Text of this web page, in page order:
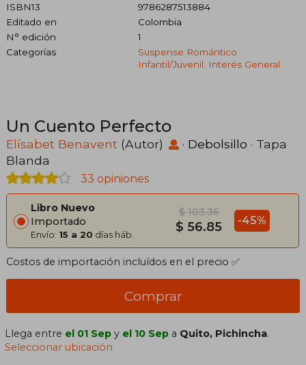
ISBN13
9786287513884
Editado en
Colombia
N° edición
1
Categorías
Suspense Romántico
Infantil/juvenil: Interés General
Un Cuento Perfecto
Elísabet Benavent (Autor) · Debolsillo · Tapa
Blanda
33 opiniones
Libro Nuevo
Importado
Envío: 15 a 20 días háb.
$ 103.36
$ 56.85 -45%
Costos de importación incluídos en el precio ✅
Comprar
Llega entre el 01 Sep y el 10 Sep a Quito, Pichincha.
Seleccionar ubicación